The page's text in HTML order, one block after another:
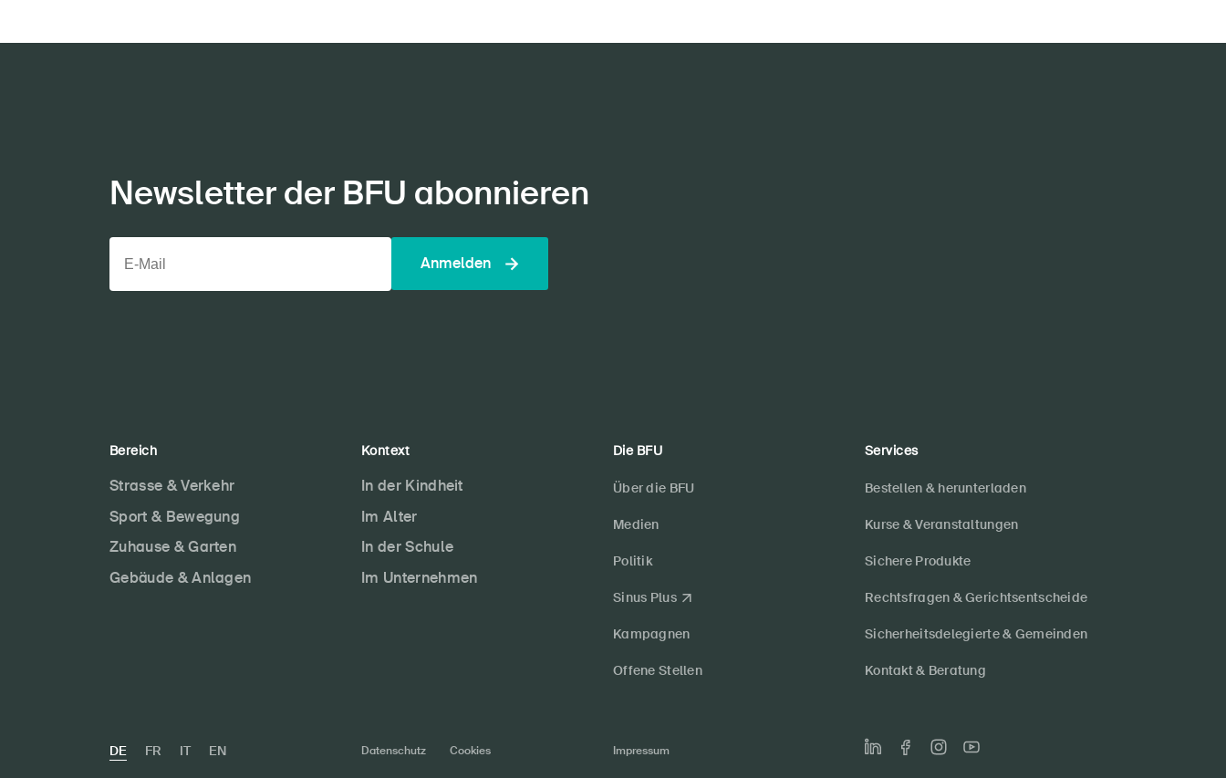
Newsletter der BFU abonnieren
Anmelden
Bereich
Strasse & Verkehr
Sport & Bewegung
Zuhause & Garten
Gebäude & Anlagen
Kontext
In der Kindheit
Im Alter
In der Schule
Im Unternehmen
Die BFU
Über die BFU
Medien
Politik
Sinus Plus
Kampagnen
Offene Stellen
Services
Bestellen & herunterladen
Kurse & Veranstaltungen
Sichere Produkte
Rechtsfragen & Gerichtsentscheide
Sicherheitsdelegierte & Gemeinden
Kontakt & Beratung
DE FR IT EN Datenschutz Cookies Impressum